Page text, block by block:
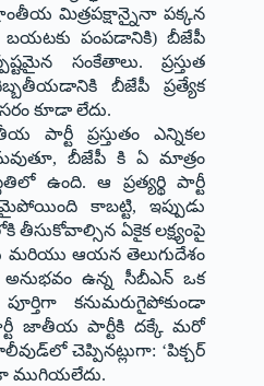
మిత్రపక్షాన్నైనా పక్కన
బయటకు పంపడానికి) బీజేపీ
సంకేతాలు. ప్రస్తుత
బీజేపీ ప్రత్యేక
కూడా లేదు.
ప్రస్తుతం ఎన్నికల
బీజేపీ కి ఏ మాత్రం
ఉంది. ఆ ప్రత్యర్థి పార్టీ
కాబట్టి, ఇప్పుడు
తీసుకోవాల్సిన ఏకైక లక్ష్యంపై
మరియు ఆయన తెలుగుదేశం
ఉన్న సీబీఎన్‌ ఒక
కనుమరుగైపోకుండా
జాతీయ పార్టీకి దక్కే మరో
చెప్పినట్లుగా: ‘పిక్చర్
ముగియలేదు.